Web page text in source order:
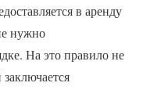
в аренду
нужно
На это правило не